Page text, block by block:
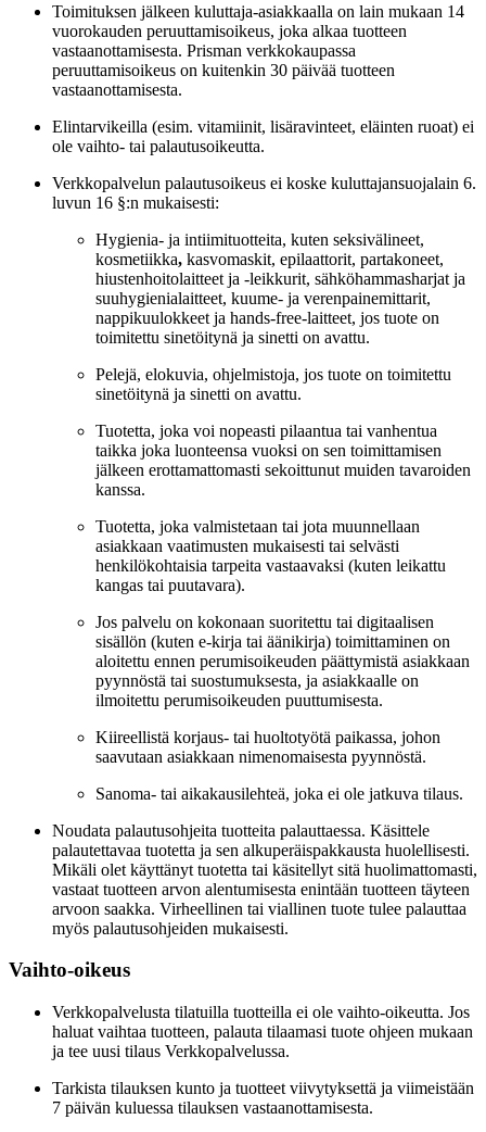
Toimituksen jälkeen kuluttaja-asiakkaalla on lain mukaan 14
vuorokauden peruuttamisoikeus, joka alkaa tuotteen
vastaanottamisesta. Prisman verkkokaupassa
peruuttamisoikeus on kuitenkin 30 päivää tuotteen
vastaanottamisesta.
Elintarvikeilla (esim. vitamiinit, lisäravinteet, eläinten ruoat) ei
ole vaihto- tai palautusoikeutta.
Verkkopalvelun palautusoikeus ei koske kuluttajansuojalain 6.
luvun 16 §:n mukaisesti:
Hygienia- ja intiimituotteita, kuten seksivälineet,
kosmetiikka, kasvomaskit, epilaattorit, partakoneet,
hiustenhoitolaitteet ja -leikkurit, sähköhammasharjat ja
suuhygienialaitteet, kuume- ja verenpainemittarit,
nappikuulokkeet ja hands-free-laitteet, jos tuote on
toimitettu sinetöitynä ja sinetti on avattu.
Pelejä, elokuvia, ohjelmistoja, jos tuote on toimitettu
sinetöitynä ja sinetti on avattu.
Tuotetta, joka voi nopeasti pilaantua tai vanhentua
taikka joka luonteensa vuoksi on sen toimittamisen
jälkeen erottamattomasti sekoittunut muiden tavaroiden
kanssa.
Tuotetta, joka valmistetaan tai jota muunnellaan
asiakkaan vaatimusten mukaisesti tai selvästi
henkilökohtaisia tarpeita vastaavaksi (kuten leikattu
kangas tai puutavara).
Jos palvelu on kokonaan suoritettu tai digitaalisen
sisällön (kuten e-kirja tai äänikirja) toimittaminen on
aloitettu ennen perumisoikeuden päättymistä asiakkaan
pyynnöstä tai suostumuksesta, ja asiakkaalle on
ilmoitettu perumisoikeuden puuttumisesta.
Kiireellistä korjaus- tai huoltotyötä paikassa, johon
saavutaan asiakkaan nimenomaisesta pyynnöstä.
Sanoma- tai aikakausilehteä, joka ei ole jatkuva tilaus.
Noudata palautusohjeita tuotteita palauttaessa. Käsittele
palautettavaa tuotetta ja sen alkuperäispakkausta huolellisesti.
Mikäli olet käyttänyt tuotetta tai käsitellyt sitä huolimattomasti,
vastaat tuotteen arvon alentumisesta enintään tuotteen täyteen
arvoon saakka. Virheellinen tai viallinen tuote tulee palauttaa
myös palautusohjeiden mukaisesti.
Vaihto-oikeus
Verkkopalvelusta tilatuilla tuotteilla ei ole vaihto-oikeutta. Jos
haluat vaihtaa tuotteen, palauta tilaamasi tuote ohjeen mukaan
ja tee uusi tilaus Verkkopalvelussa.
Tarkista tilauksen kunto ja tuotteet viivytyksettä ja viimeistään
7 päivän kuluessa tilauksen vastaanottamisesta.